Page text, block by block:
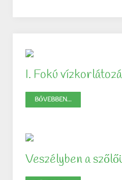
I. Fokú
BŐVEBBEN...
Veszélyben a